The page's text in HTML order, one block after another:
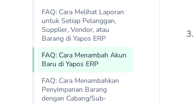
FAQ: Cara Melihat Laporan
untuk Setiap Pelanggan,
Supplier, Vendor, atau
Barang di Yapos ERP
FAQ: Cara Menambah Akun
Baru di Yapos ERP
FAQ: Cara Menambahkan
Penyimpanan Barang
dengan Cabang/Sub-